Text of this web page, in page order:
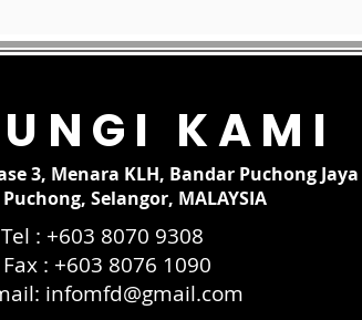
Tel : +603 8070 9308
Fax : +603 8076 1090
infomfd@gmail.com
3, Menara KLH, Bandar Puchong Jaya
Puchong, Selangor, MALAYSIA
KAMI